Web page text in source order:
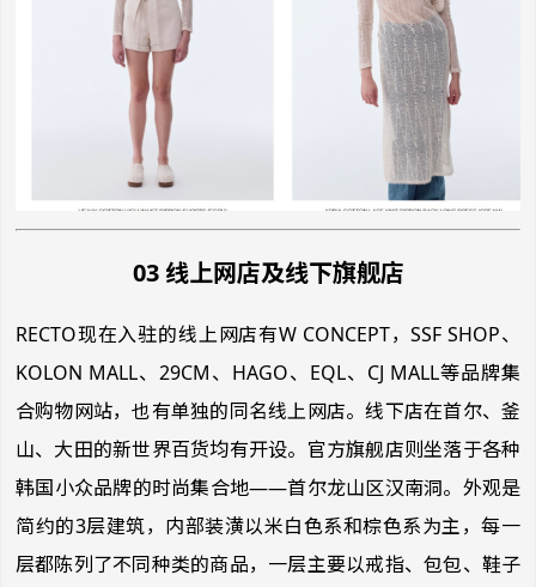
03 线上网店及线下旗舰店
RECTO现在入驻的线上网店有W CONCEPT，SSF SHOP、
KOLON MALL、29CM、HAGO、EQL、CJ MALL等品牌集
合购物网站，也有单独的同名线上网店。线下店在首尔、釜
山、大田的新世界百货均有开设。官方旗舰店则坐落于各种
韩国小众品牌的时尚集合地——首尔龙山区汉南洞。外观是
简约的3层建筑，内部装潢以米白色系和棕色系为主，每一
层都陈列了不同种类的商品，一层主要以戒指、包包、鞋子